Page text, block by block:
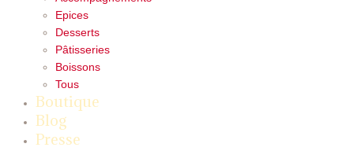
Epices
Desserts
Pâtisseries
Boissons
Tous
Boutique
Blog
Presse